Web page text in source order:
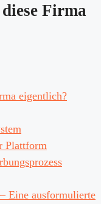
Firma
eigentlich?
Plattform
Eine ausformulierte